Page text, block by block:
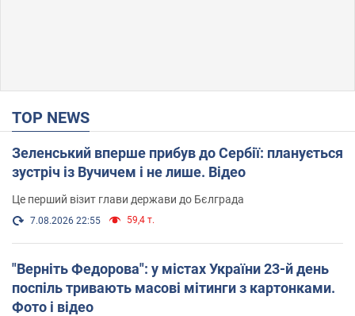
TOP NEWS
Зеленський вперше прибув до Сербії: планується
зустріч із Вучичем і не лише. Відео
Це перший візит глави держави до Бєлграда
7.08.2026 22:55 59,4 т.
"Верніть Федорова": у містах України 23-й день
поспіль тривають масові мітинги з картонками.
Фото і відео